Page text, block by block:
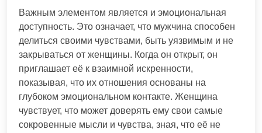
Важным элементом является и эмоциональная
доступность. Это означает, что мужчина способен
делиться своими чувствами, быть уязвимым и не
закрываться от женщины. Когда он открыт, он
приглашает её к взаимной искренности,
показывая, что их отношения основаны на
глубоком эмоциональном контакте. Женщина
чувствует, что может доверять ему свои самые
сокровенные мысли и чувства, зная, что её не